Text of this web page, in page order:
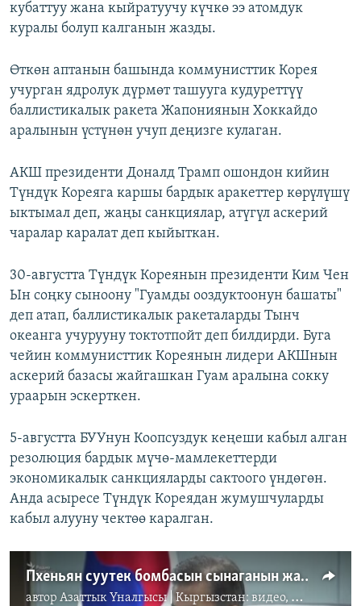
кубаттуу жана кыйратуучу күчкө ээ атомдук
куралы болуп калганын жазды.
Өткөн аптанын башында коммунисттик Корея
учурган ядролук дүрмөт ташууга кудуреттүү
баллистикалык ракета Жапониянын Хоккайдо
аралынын үстүнөн учуп деңизге кулаган.
АКШ президенти Доналд Трамп ошондон кийин
Түндүк Кореяга каршы бардык аракеттер көрүлүшү
ыктымал деп, жаңы санкциялар, атүгүл аскерий
чаралар каралат деп кыйыткан.
30-августта Түндүк Кореянын президенти Ким Чен
Ын соңку сыноону "Гуамды ооздуктоонун башаты"
деп атап, баллистикалык ракеталарды Тынч
океанга учурууну токтотпойт деп билдирди. Буга
чейин коммунисттик Кореянын лидери АКШнын
аскерий базасы жайгашкан Гуам аралына сокку
ураарын эскерткен.
5-августта БУУнун Коопсуздук кеңеши кабыл алган
резолюция бардык мүчө-мамлекеттерди
экономикалык санкцияларды сактоого үндөгөн.
Анда асыресе Түндүк Кореядан жумушчуларды
кабыл алууну чектөө каралган.
Пхеньян суутек бомбасын сынаганын жарыялады
автор Азаттык Үналгысы | Кыргызстан: видео, фото, кабарлар